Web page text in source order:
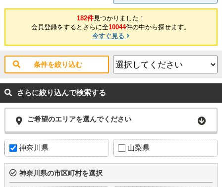
182件見つかりました！
会員登録をするとさらに全10044件の中から探せます。
今すぐ見る
条件を絞り込む
さらに絞り込んで検索する
ご希望のエリアを選んでください
神奈川県 山梨県
神奈川県の市区町村を選択